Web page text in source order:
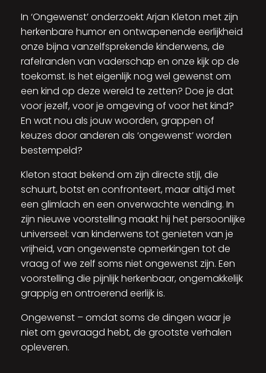
In ‘Ongewenst’ onderzoekt Arjan Kleton met zijn
herkenbare humor en ontwapenende eerlijkheid
onze bijna vanzelfsprekende kinderwens, de
rafelranden van vaderschap en onze kijk op de
toekomst. Is het eigenlijk nog wel gewenst om
een kind op deze wereld te zetten? Doe je dat
voor jezelf, voor je omgeving of voor het kind?
En wat nou als jouw woorden, grappen of
keuzes door anderen als ‘ongewenst’ worden
bestempeld?
Kleton staat bekend om zijn directe stijl, die
schuurt, botst en confronteert, maar altijd met
een glimlach en een onverwachte wending. In
zijn nieuwe voorstelling maakt hij het persoonlijke
universeel: van kinderwens tot genieten van je
vrijheid, van ongewenste opmerkingen tot de
vraag of we zelf soms niet ongewenst zijn. Een
voorstelling die pijnlijk herkenbaar, ongemakkelijk
grappig en ontroerend eerlijk is.
Ongewenst – omdat soms de dingen waar je
niet om gevraagd hebt, de grootste verhalen
opleveren.